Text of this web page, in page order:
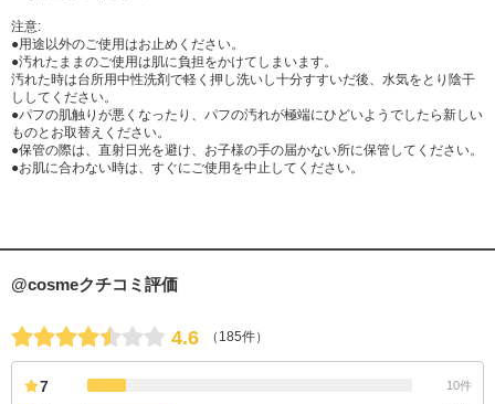
注意:
●用途以外のご使用はお止めください。
●汚れたままのご使用は肌に負担をかけてしまいます。
汚れた時は台所用中性洗剤で軽く押し洗いし十分すすいだ後、水気をとり陰干
ししてください。
●パフの肌触りが悪くなったり、パフの汚れが極端にひどいようでしたら新しい
ものとお取替えください。
●保管の際は、直射日光を避け、お子様の手の届かない所に保管してください。
●お肌に合わない時は、すぐにご使用を中止してください。
@cosmeクチコミ評価
4.6 （185件）
7 10件